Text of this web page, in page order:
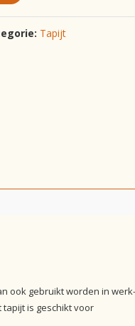
Tapijt
ook gebruikt worden in
is geschikt voor